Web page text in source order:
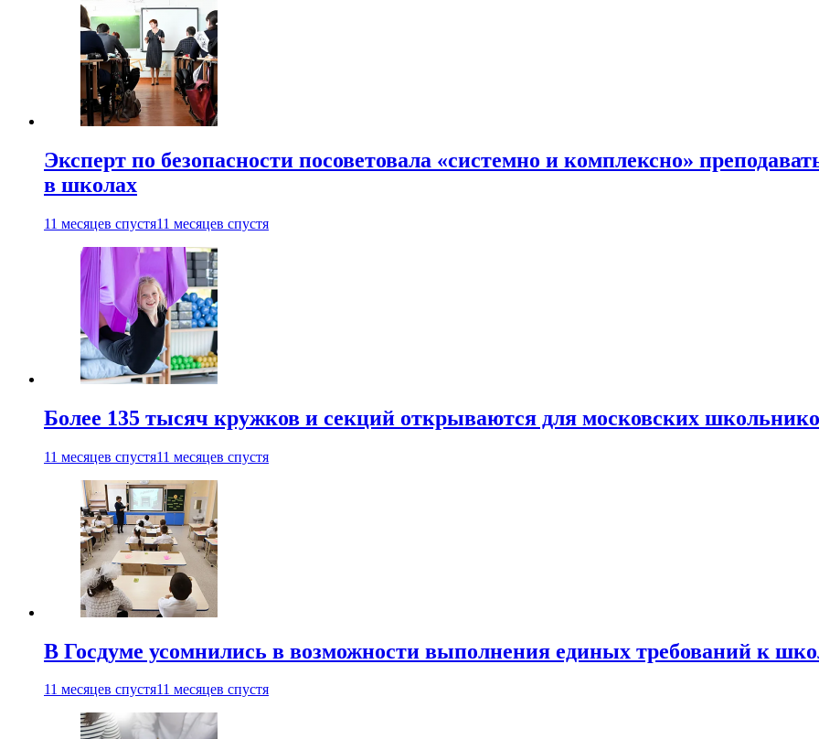
Эксперт по безопасности посоветовала «системно и комплексно»
в школах
11 месяцев спустя11 месяцев спустя
Более 135 тысяч кружков и секций открываются для московских
11 месяцев спустя11 месяцев спустя
В Госдуме усомнились в возможности выполнения единых требований к
11 месяцев спустя11 месяцев спустя